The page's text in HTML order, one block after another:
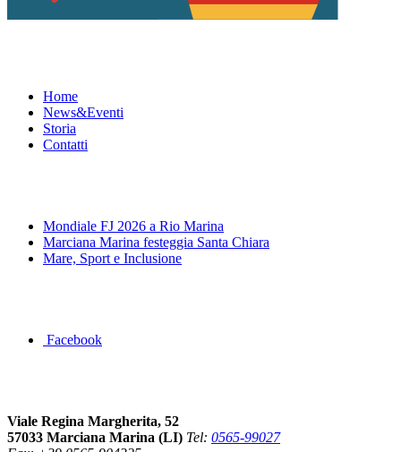
Home
News&Eventi
Storia
Contatti
Mondiale FJ 2026 a Rio Marina
Marciana Marina festeggia Santa Chiara
Mare, Sport e Inclusione
Facebook
Viale Regina Margherita, 52
57033 Marciana Marina (LI) Tel: 0565-99027